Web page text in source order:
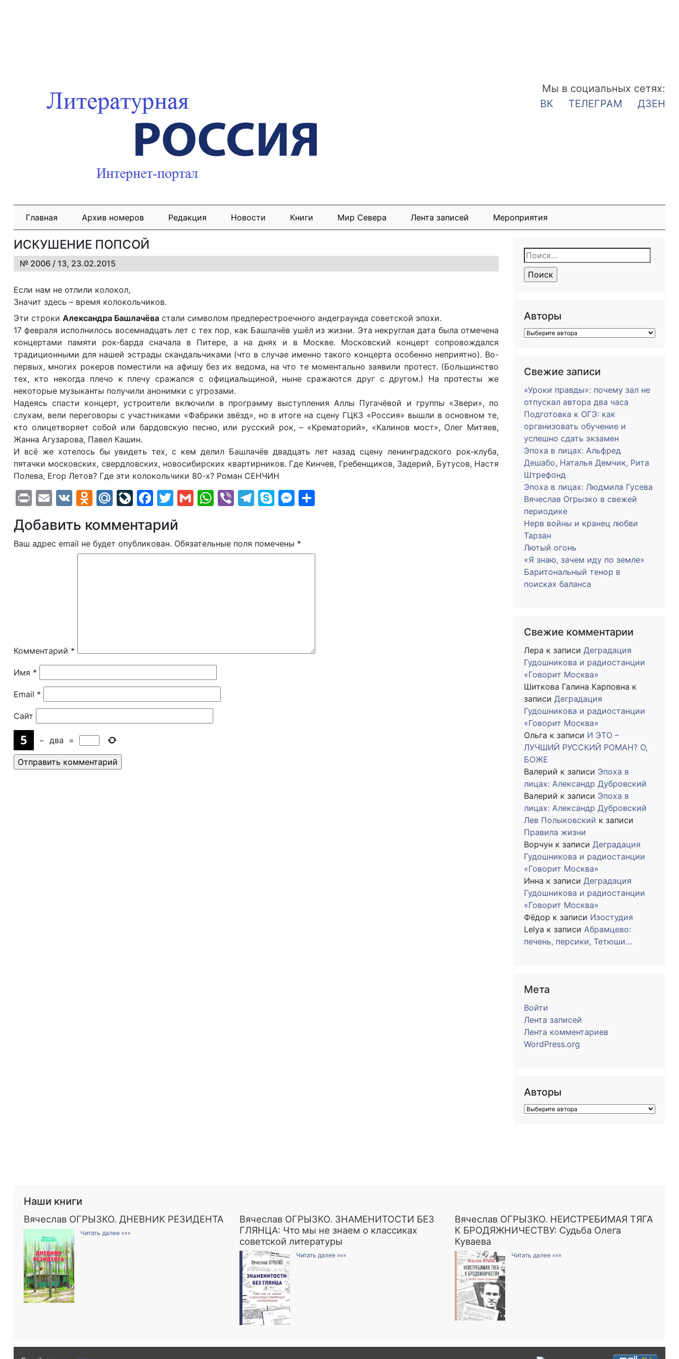
Мы в социальных сетях:
ВК
ТЕЛЕГРАМ ДЗЕН
Главная Архив номеров Редакция Новости Книги Мир Севера Лента записей Мероприятия
ИСКУШЕНИЕ ПОПСОЙ
№ 2006 / 13, 23.02.2015
Если нам не отлили колокол,
Значит здесь – время колокольчиков.
Эти строки Александра Башлачёва стали символом предперестроечного андеграунда советской эпохи.
17 февраля исполнилось восемнадцать лет с тех пор, как Башлачёв ушёл из жизни. Эта некруглая дата была отмечена
концертами памяти рок-барда сначала в Питере, а на днях и в Москве. Московский концерт сопровождался
традиционными для нашей эстрады скандальчиками (что в случае именно такого концерта особенно неприятно). Во-
первых, многих рокеров поместили на афишу без их ведома, на что те моментально заявили протест. (Большинство
тех, кто некогда плечо к плечу сражался с официальщиной, ныне сражаются друг с другом.) На протесты же
некоторые музыканты получили анонимки с угрозами.
Надеясь спасти концерт, устроители включили в программу выступления Аллы Пугачёвой и группы «Звери», по
слухам, вели переговоры с участниками «Фабрики звёзд», но в итоге на сцену ГЦКЗ «Россия» вышли в основном те,
кто олицетворяет собой или бардовскую песню, или русский рок, – «Крематорий», «Калинов мост», Олег Митяев,
Жанна Агузарова, Павел Кашин.
И всё же хотелось бы увидеть тех, с кем делил Башлачёв двадцать лет назад сцену ленинградского рок-клуба,
пятачки московских, свердловских, новосибирских квартирников. Где Кинчев, Гребенщиков, Задерий, Бутусов, Настя
Полева, Егор Летов? Где эти колокольчики 80-х? Роман СЕНЧИН
PrintEmail
VK Odnoklassniki
Mail.Ru
LiveJournal
Facebook
Twitter
GmailWhatsApp
ViberTelegram
SkypeMessenger
Добавить комментарий
Ваш адрес email не будет опубликован. Обязательные поля помечены *
Комментарий *
Имя *
Email *
Сайт
− два =
Найти:
Авторы
Свежие записи
«Уроки правды»: почему зал не
отпускал автора два часа
Подготовка к ОГЭ: как
организовать обучение и
успешно сдать экзамен
Эпоха в лицах: Альфред
Дешабо, Наталья Демчик, Рита
Штрефонд
Эпоха в лицах: Людмила Гусева
Вячеслав Огрызко в свежей
периодике
Нерв войны и кранец любви
Тарзан
Лютый огонь
«Я знаю, зачем иду по земле»
Баритональный тенор в
поисках баланса
Свежие комментарии
Лера к записи Деградация
Гудошникова и радиостанции
«Говорит Москва»
Шиткова Галина Карповна к
записи Деградация
Гудошникова и радиостанции
«Говорит Москва»
Ольга к записи И ЭТО –
ЛУЧШИЙ РУССКИЙ РОМАН? О,
БОЖЕ
Валерий к записи Эпоха в
лицах: Александр Дубровский
Валерий к записи Эпоха в
лицах: Александр Дубровский
Лев Полыковский к записи
Правила жизни
Ворчун к записи Деградация
Гудошникова и радиостанции
«Говорит Москва»
Инна к записи Деградация
Гудошникова и радиостанции
«Говорит Москва»
Фёдор к записи Изостудия
Lelya к записи Абрамцево:
печень, персики, Тетюши…
Мета
Войти
Лента записей
Лента комментариев
WordPress.org
Авторы
Наши книги
Вячеслав ОГРЫЗКО. ДНЕВНИК РЕЗИДЕНТА
Читать далее »»»
Вячеслав ОГРЫЗКО. ЗНАМЕНИТОСТИ БЕЗ
ГЛЯНЦА: Что мы не знаем о классиках
советской литературы
Читать далее »»»
Вячеслав ОГРЫЗКО. НЕИСТРЕБИМАЯ ТЯГА
К БРОДЯЖНИЧЕСТВУ: Судьба Олега
Куваева
Читать далее »»»